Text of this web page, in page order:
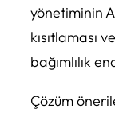
yönetiminin
kısıtlaması
bağımlılık
Çözüm